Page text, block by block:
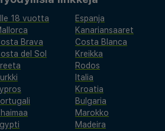
18 vuotta
Espanja
Kanariansaaret
Brava
Costa Blanca
del Sol
Kreikka
Rodos
Italia
Kroatia
Bulgaria
Marokko
Madeira